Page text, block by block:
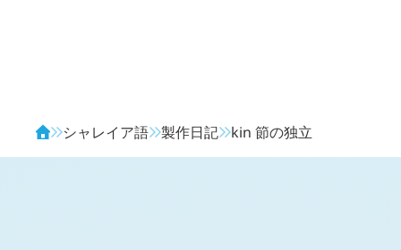
シャレイア語 製作日記 kin 節の独立